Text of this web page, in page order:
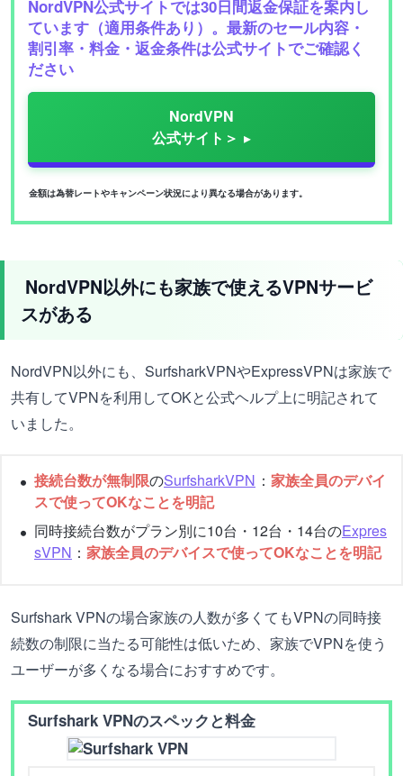
NordVPN公式サイトでは30日間返金保証を案内し
ています（適用条件あり）。最新のセール内容・
割引率・料金・返金条件は公式サイトでご確認く
ださい
NordVPN
公式サイト＞
金額は為替レートやキャンペーン状況により異なる場合があります。
NordVPN以外にも家族で使えるVPNサービ
スがある
NordVPN以外にも、SurfsharkVPNやExpressVPNは家族で
共有してVPNを利用してOKと公式ヘルプ上に明記されて
いました。
接続台数が無制限のSurfsharkVPN ： 家族全員のデバイ
スで使ってOKなことを明記
同時接続台数がプラン別に10台・12台・14台のExpres
sVPN ： 家族全員のデバイスで使ってOKなことを明記
Surfshark VPNの場合家族の人数が多くてもVPNの同時接
続数の制限に当たる可能性は低いため、家族でVPNを使う
ユーザーが多くなる場合におすすめです。
Surfshark VPNのスペックと料金